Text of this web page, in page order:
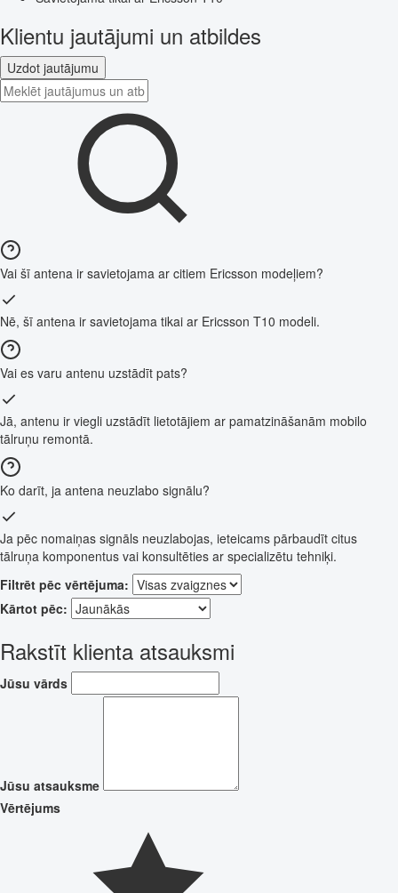
Klientu jautājumi un atbildes
Uzdot jautājumu
Vai šī antena ir savietojama ar citiem Ericsson modeļiem?
Nē, šī antena ir savietojama tikai ar Ericsson T10 modeli.
Vai es varu antenu uzstādīt pats?
Jā, antenu ir viegli uzstādīt lietotājiem ar pamatzināšanām mobilo
tālruņu remontā.
Ko darīt, ja antena neuzlabo signālu?
Ja pēc nomaiņas signāls neuzlabojas, ieteicams pārbaudīt citus
tālruņa komponentus vai konsultēties ar specializētu tehniķi.
Filtrēt pēc vērtējuma:
Kārtot pēc:
Rakstīt klienta atsauksmi
Jūsu vārds
Jūsu atsauksme
Vērtējums